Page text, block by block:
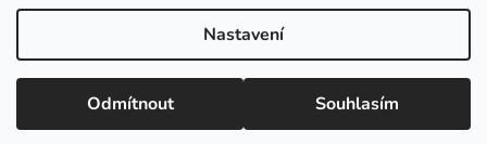
Nastavení
Odmítnout Souhlasím
Vytvořil Shoptet
Copyright 2026EasySport.cz. Všechna práva vyhrazena.Upravit